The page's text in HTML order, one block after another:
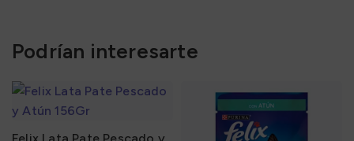
Podrían interesarte